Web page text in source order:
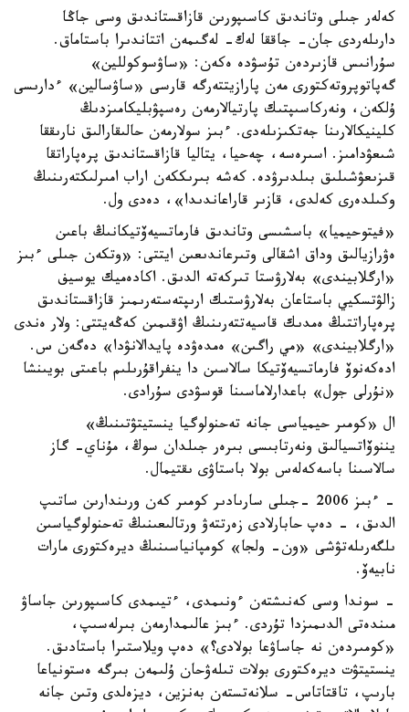
كەلەر جىلى وتاندىق كاسىپورىن قازاقستاندىق وسى جاڭا
دارىلەردى جان- جاققا لەك- لەگىمەن اتتاندىرا باستاماق.
سۇرانىس قازىردەن تۇسۋدە ەكەن: «ساۋسوكوللين»
گەپاتوپروتەكتورى مەن پارازيتتەرگە قارسى «ساۋسالين» ءدارىسى
ۇلكەن، ونەركاسىپتىك پارتيالارمەن رەسپۋبليكامىزدىڭ
كلينيكالارىنا جەتكىزىلەدى. ءبىز سولارمەن حالىقارالىق نارىققا
شىعۋدامىز. اسىرەسە، چەحيا، يتاليا قازاقستاندىق پرەپاراتقا
قىزىعۋشىلىق بىلدىرۋدە. كەشە بىرىككەن اراب امىرلىكتەرىنىڭ
وكىلدەرى كەلدى، قازىر قاراعاندىدا»، دەدى ول.
«فيتوحيميا» باسشىسى وتاندىق فارماتسيەۆتيكانىڭ باعىن
ەۋرازيالىق وداق اشقالى وتىرعاندىعىن ايتتى: «وتكەن جىلى ءبىز
«ارگلابيندى» بەلارۋستا تىركەتە الدىق. اكادەميك يوسيف
زالۋتسكيي باستاعان بەلارۋستىك ارىپتەستەرىمىز قازاقستاندىق
پرەپاراتتىڭ ەمدىك قاسيەتتەرىنىڭ اۋقىمىن كەڭەيتتى: ولار ەندى
«ارگلابيندى» «مي راگىن» ەمدەۋدە پايدالانۋدا» دەگەن س.
ادەكەنوۆ فارماتسيەۆتيكا سالاسىن دا ينفراقۇرىلىم باعىتى بويىنشا
«نۇرلى جول» باعدارلاماسىنا قوسۋدى سۇرادى.
ال «كومىر حيمياسى جانە تەحنولوگيا ينستيتۋتىنىڭ»
يننوۆاتسيالىق ونەرتابىسى بىرەر جىلدان سوڭ، مۇناي- گاز
سالاسىنا باسەكەلەس بولا باستاۋى ىقتيمال.
- ءبىز 2006 -جىلى سارىادىر كومىر كەن ورىندارىن ساتىپ
الدىق، - دەپ حابارلادى زەرتتەۋ ورتالىعىنىڭ تەحنولوگياسىن
ىلگەرىلەتۋشى «ون- ولجا» كومپانياسىنىڭ ديرەكتورى مارات
نابيەۆ.
- سوندا وسى كەنىشتەن ءونىمدى، ءتيىمدى كاسىپورىن جاساۋ
مىندەتى الدىمىزدا تۇردى. ءبىز عالىمدارمەن بىرلەسىپ،
«كومىردەن نە جاساۋعا بولادى؟» دەپ ويلاستىرا باستادىق.
ينستيتۋت ديرەكتورى بولات تىلەۋحان ۇلىمەن بىرگە ەستونياعا
بارىپ، تاقتاتاس- سلانەتستەن بەنزين، ديزەلدى وتىن جانە